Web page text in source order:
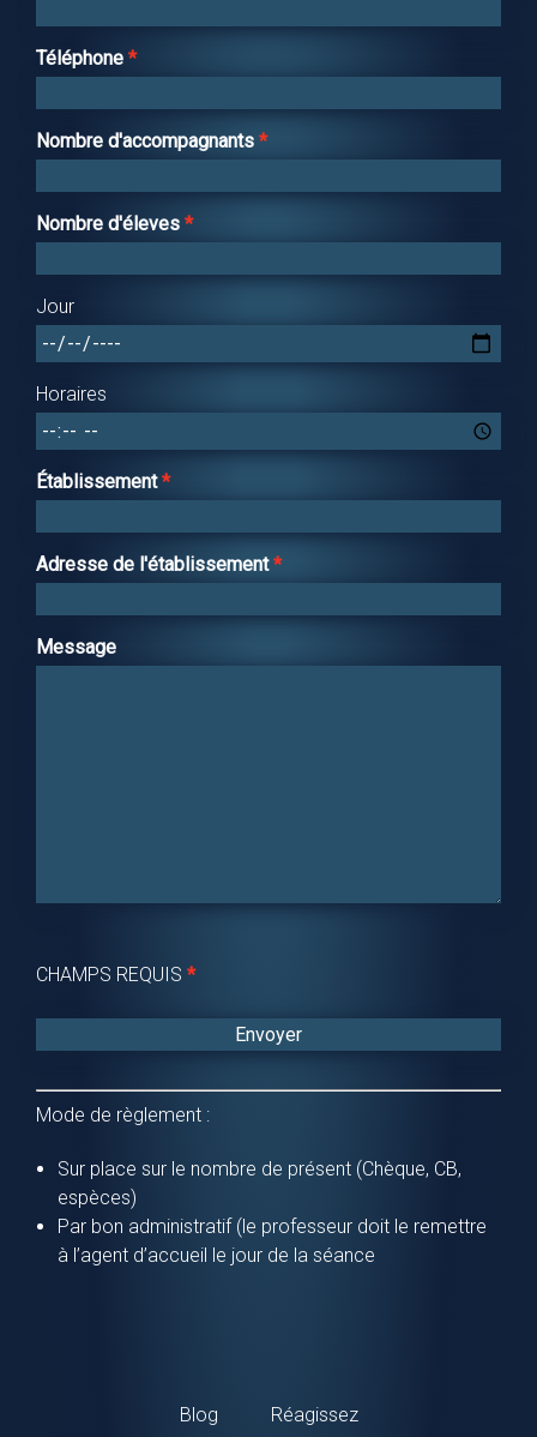
Téléphone
Nombre d'accompagnants
Nombre d'éleves
Jour
Horaires
Établissement
Adresse de l'établissement
Message
CHAMPS REQUIS *
Mode de règlement :
Sur place sur le nombre de présent (Chèque, CB,
espèces)
Par bon administratif (le professeur doit le remettre
à l’agent d’accueil le jour de la séance
Blog Réagissez